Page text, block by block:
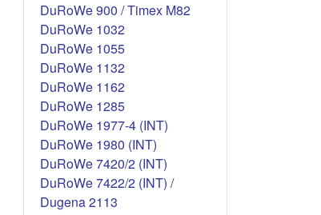
DuRoWe 900 / Timex M82
DuRoWe 1032
DuRoWe 1055
DuRoWe 1132
DuRoWe 1162
DuRoWe 1285
DuRoWe 1977-4 (INT)
DuRoWe 1980 (INT)
DuRoWe 7420/2 (INT)
DuRoWe 7422/2 (INT) /
Dugena 2113